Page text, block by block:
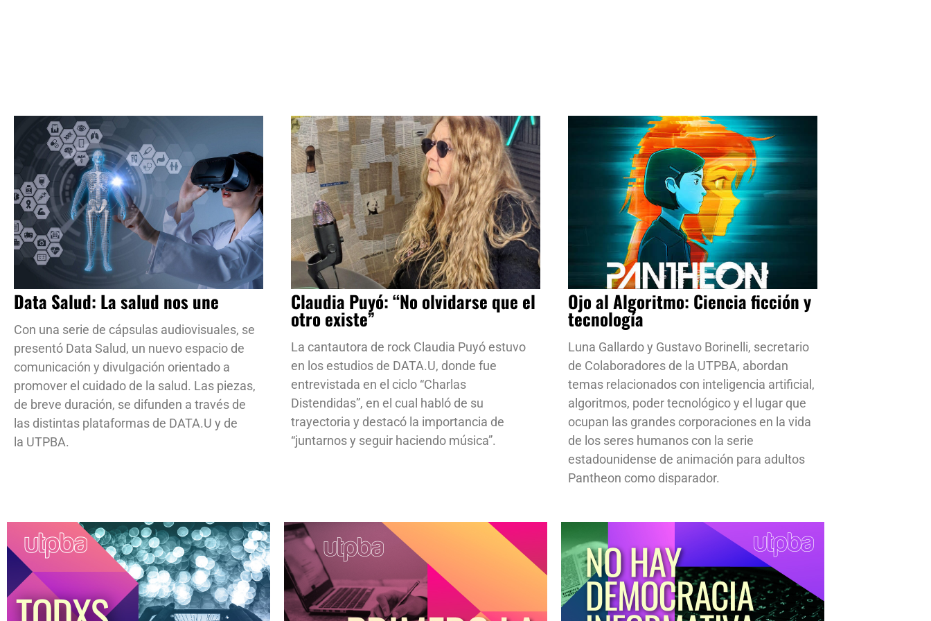
Data Salud: La salud nos une
Con una serie de cápsulas audiovisuales, se
presentó Data Salud, un nuevo espacio de
comunicación y divulgación orientado a
promover el cuidado de la salud. Las piezas,
de breve duración, se difunden a través de
las distintas plataformas de DATA.U y de
la UTPBA.
Claudia Puyó: “No olvidarse que el
otro existe”
La cantautora de rock Claudia Puyó estuvo
en los estudios de DATA.U, donde fue
entrevistada en el ciclo “Charlas
Distendidas”, en el cual habló de su
trayectoria y destacó la importancia de
“juntarnos y seguir haciendo música”.
Ojo al Algoritmo: Ciencia ficción y
tecnología
Luna Gallardo y Gustavo Borinelli, secretario
de Colaboradores de la UTPBA, abordan
temas relacionados con inteligencia artificial,
algoritmos, poder tecnológico y el lugar que
ocupan las grandes corporaciones en la vida
de los seres humanos con la serie
estadounidense de animación para adultos
Pantheon como disparador.